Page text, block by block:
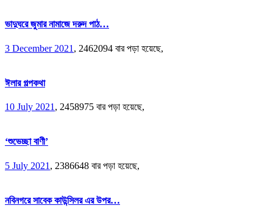
ভাদুঘরে জুমার নামাজে দরুদ পাঠ…
3 December 2021 , 2462094 বার পড়া হয়েছে,
ঈলার গল্পকথা
10 July 2021 , 2458975 বার পড়া হয়েছে,
‘শুভেচ্ছা বাণী’
5 July 2021 , 2386648 বার পড়া হয়েছে,
নবিনগরে সাবেক কাউন্সিলর এর উপর…